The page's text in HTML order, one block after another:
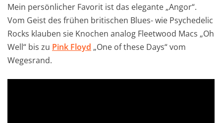
Mein persönlicher Favorit ist das elegante „Angor“.
Vom Geist des frühen britischen Blues- wie Psychedelic
Rocks klauben sie Knochen analog Fleetwood Macs „Oh
Well“ bis zu Pink Floyd „One of these Days“ vom
Wegesrand.